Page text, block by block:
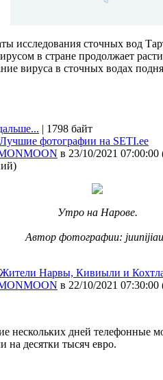
исследования сточных вод
в стране продолжает
вируса в сточных водах
| 1798 байт
Лучшие фотографии на SETI.ee
в 23/10/2021 07:00:00
)
Утро на Нарове.
Автор фотографии:
Жители Нарвы, Кивиыли и
в 22/10/2021 07:30:00
нескольких дней телефонные
на десятки тысяч евро.